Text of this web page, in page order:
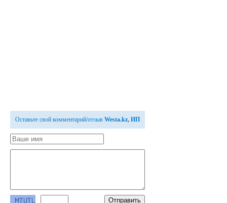
Оставьте свой комментарий/отзыв Westa.kz, ИП